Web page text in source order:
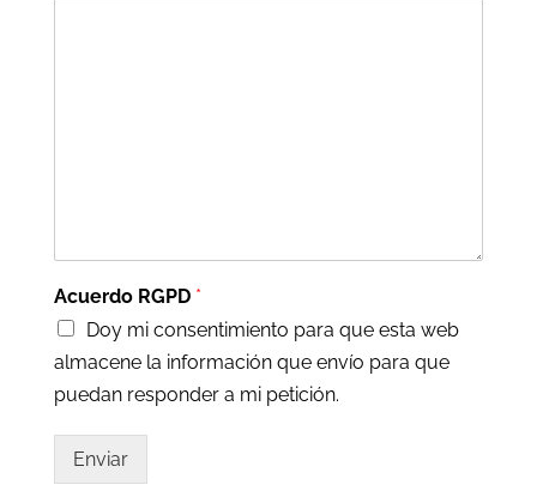
Acuerdo RGPD *
Doy mi consentimiento para que esta web
almacene la información que envío para que
puedan responder a mi petición.
Enviar